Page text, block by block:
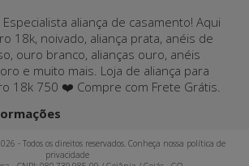
aliança de casamento! Aqui
18k, noivado, aliança prata, anéis de
ouro branco, alianças ouro, anéis
e muito mais. Loja de aliança para
18k 750 ❤️ Compre com Frete Grátis.
- Todos os direitos reservados. Conheça nossa política de
privacidade